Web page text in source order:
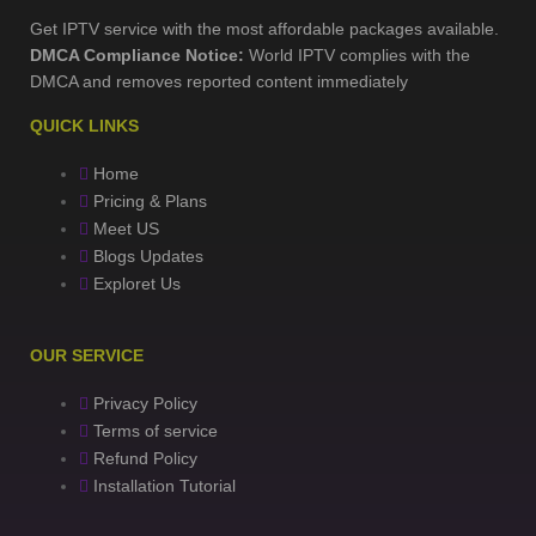
Get IPTV service with the most affordable packages available.
DMCA Compliance Notice: World IPTV complies with the
DMCA and removes reported content immediately
QUICK LINKS
Home
Pricing & Plans
Meet US
Blogs Updates
Exploret Us
OUR SERVICE
Privacy Policy
Terms of service
Refund Policy
Installation Tutorial